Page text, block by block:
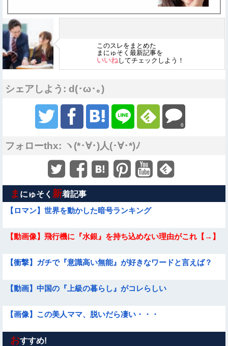
このスレをまとめた
まにゅそく最新記事を
いいねしてチェックしよう！
シェアしよう: d(･ω･｡)
6
フォローthx: ヽ(*･∀･)人(･∀･*)ﾉ
ま にゅそく 新着記事
【ロマン】世界を動かした暗号ランキング
【動画像】飛行機に『水銀』を持ち込めない理由がこれ【→】
【衝撃】ガチで『意識高い無能』が好きなワードと言えば？
【動画】中国の『上級の暮らし』がコレらしい
【画像】この美人ママ、脱いだら凄い・・・
【画像】昔の日本人の水着、ゑっちｗｗｗｗｗｗｗ
おすすめ!